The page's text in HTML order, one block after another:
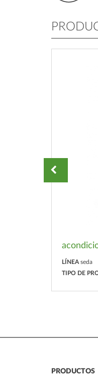
LÍNEA seda
TIPO DE
PRODUCTOS